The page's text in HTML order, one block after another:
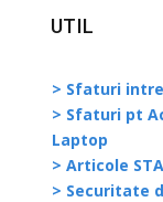
UTIL
> Sfaturi
> Sfaturi pt
Laptop
> Articole
> Securitate